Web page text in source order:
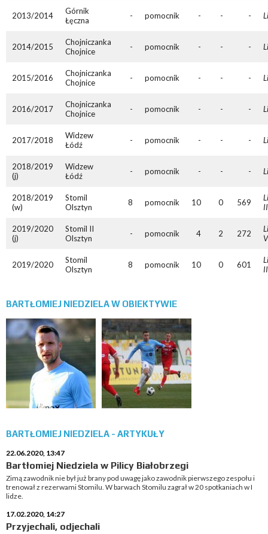
2013/2014
Górnik
Łęczna
- pomocnik - - -
2014/2015
Chojniczanka
Chojnice
- pomocnik - - -
2015/2016
Chojniczanka
Chojnice
- pomocnik - - -
2016/2017
Chojniczanka
Chojnice
- pomocnik - - -
2017/2018
Widzew
Łódź
- pomocnik - - -
2018/2019
(j)
Widzew
Łódź
- pomocnik - - -
2018/2019
(w)
Stomil
Olsztyn
8 pomocnik 10 0 569
II
2019/2020
(j)
Stomil II
Olsztyn
- pomocnik 4 2 272
V
2019/2020
Stomil
Olsztyn
8 pomocnik 10 0 601
II
BARTŁOMIEJ NIEDZIELA W OBIEKTYWIE
BARTŁOMIEJ NIEDZIELA - ARTYKUŁY
22.06.2020, 13:47
Bartłomiej Niedziela w Pilicy Białobrzegi
Zimą zawodnik nie był już brany pod uwagę jako zawodnik pierwszego zespołu i
trenował z rezerwami Stomilu. W barwach Stomilu zagrał w 20 spotkaniach w I
lidze.
17.02.2020, 14:27
Przyjechali, odjechali